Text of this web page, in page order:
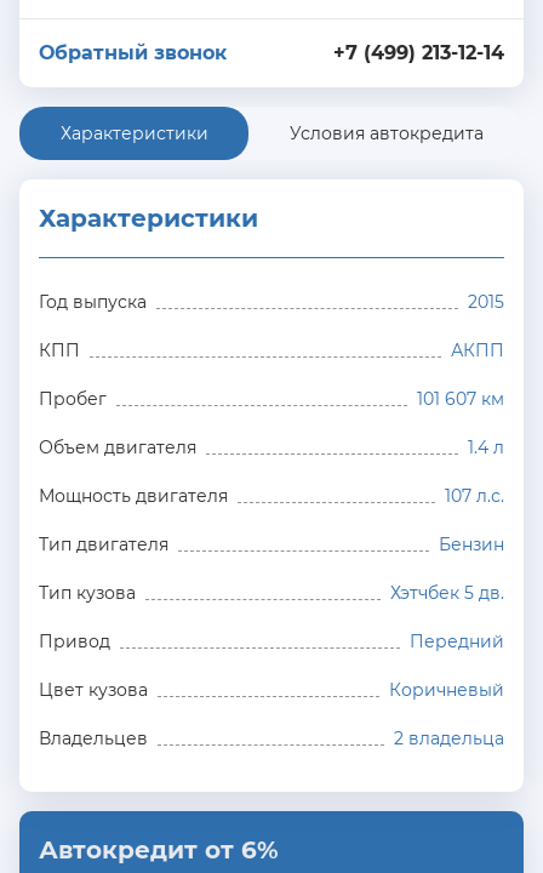
+7 (499) 213-12-14
Обратный звонок
Характеристики Условия автокредита
Характеристики
Год выпуска 2015
КПП АКПП
Пробег 101 607 км
Объем двигателя 1.4 л
Мощность двигателя 107 л.с.
Тип двигателя Бензин
Тип кузова Хэтчбек 5 дв.
Привод Передний
Цвет кузова Коричневый
Владельцев 2 владельца
Автокредит от 6%